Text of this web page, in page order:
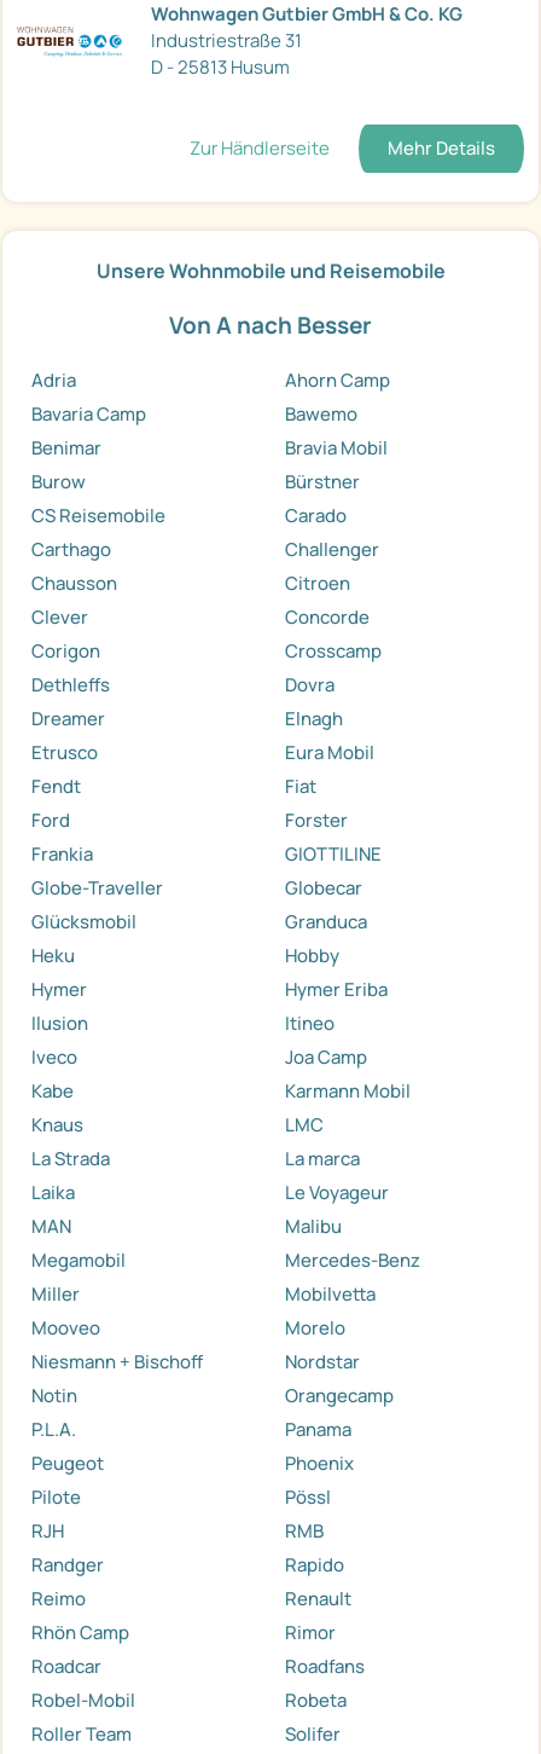
Wohnwagen Gutbier GmbH & Co. KG
Industriestraße 31
D - 25813 Husum
Zur Händlerseite Mehr Details
Unsere Wohnmobile und Reisemobile
Von A nach Besser
Adria
Ahorn Camp
Bavaria Camp
Bawemo
Benimar
Bravia Mobil
Burow
Bürstner
CS Reisemobile
Carado
Carthago
Challenger
Chausson
Citroen
Clever
Concorde
Corigon
Crosscamp
Dethleffs
Dovra
Dreamer
Elnagh
Etrusco
Eura Mobil
Fendt
Fiat
Ford
Forster
Frankia
GIOTTILINE
Globe-Traveller
Globecar
Glücksmobil
Granduca
Heku
Hobby
Hymer
Hymer Eriba
Ilusion
Itineo
Iveco
Joa Camp
Kabe
Karmann Mobil
Knaus
LMC
La Strada
La marca
Laika
Le Voyageur
MAN
Malibu
Megamobil
Mercedes-Benz
Miller
Mobilvetta
Mooveo
Morelo
Niesmann + Bischoff
Nordstar
Notin
Orangecamp
P.L.A.
Panama
Peugeot
Phoenix
Pilote
Pössl
RJH
RMB
Randger
Rapido
Reimo
Renault
Rhön Camp
Rimor
Roadcar
Roadfans
Robel-Mobil
Robeta
Roller Team
Solifer